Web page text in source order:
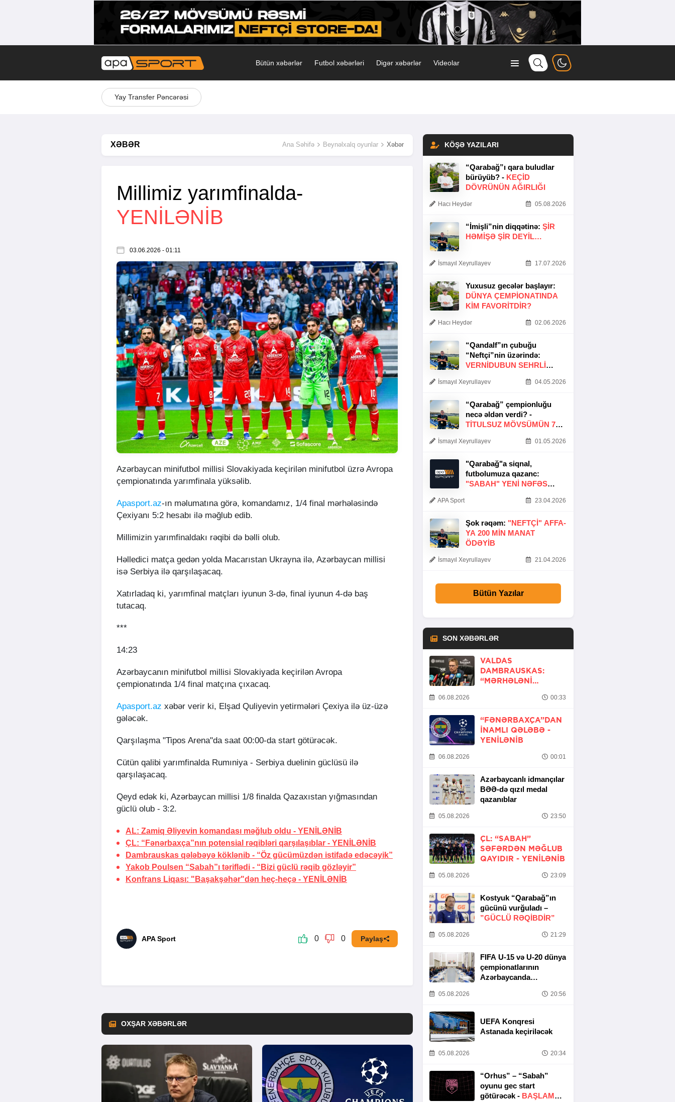
Bütün xəbərlər Futbol xəbərləri Digər xəbərlər Videolar
Yay Transfer Pəncərəsi
XƏBƏR Ana Səhifə Beynəlxalq oyunlar Xəbər
Millimiz yarımfinalda-
YENİLƏNİB
03.06.2026 - 01:11
Azərbaycan minifutbol millisi Slovakiyada keçirilən minifutbol üzrə Avropa
çempionatında yarımfinala yüksəlib.
Apasport.az-ın məlumatına görə, komandamız, 1/4 final mərhələsində
Çexiyanı 5:2 hesabı ilə məğlub edib.
Millimizin yarımfinaldakı rəqibi də bəlli olub.
Həlledici matça gedən yolda Macarıstan Ukrayna ilə, Azərbaycan millisi
isə Serbiya ilə qarşılaşacaq.
Xatırladaq ki, yarımfinal matçları iyunun 3-də, final iyunun 4-də baş
tutacaq.
***
14:23
Azərbaycanın minifutbol millisi Slovakiyada keçirilən Avropa
çempionatında 1/4 final matçına çıxacaq.
Apasport.az xəbər verir ki, Elşad Quliyevin yetirmələri Çexiya ilə üz-üzə
gələcək.
Qarşılaşma "Tipos Arena"da saat 00:00-da start götürəcək.
Cütün qalibi yarımfinalda Rumıniya - Serbiya duelinin güclüsü ilə
qarşılaşacaq.
Qeyd edək ki, Azərbaycan millisi 1/8 finalda Qazaxıstan yığmasından
güclü olub - 3:2.
AL: Zamiq Əliyevin komandası məğlub oldu - YENİLƏNİB
ÇL: “Fənərbaxça”nın potensial rəqibləri qarşılaşıblar - YENİLƏNİB
Dambrauskas qələbəyə köklənib - “Öz gücümüzdən istifadə edəcəyik”
Yakob Poulsen “Sabah”ı təriflədi - “Bizi güclü rəqib gözləyir”
Konfrans Liqası: "Başakşəhər"dən heç-heçə - YENİLƏNİB
APA Sport 0 0 Paylaş
OXŞAR XƏBƏRLƏR
KÖŞƏ YAZILARI
“Qarabağ”ı qara buludlar
bürüyüb? - KEÇID
DÖVRÜNÜN AĞIRLIĞI
Hacı Heydər 05.08.2026
“İmişli”nin diqqətinə: ŞIR
HƏMIŞƏ ŞIR DEYIL…
İsmayıl Xeyrullayev 17.07.2026
Yuxusuz gecələr başlayır:
DÜNYA ÇEMPIONATINDA
KIM FAVORITDIR?
Hacı Heydər 02.06.2026
“Qandalf”ın çubuğu
“Neftçi”nin üzərində:
VERNİDUBUN SEHRLİ
İsmayıl Xeyrullayev 04.05.2026
“Qarabağ” çempionluğu
necə əldən verdi? -
TITULSUZ MÖVSÜMÜN 7
İsmayıl Xeyrullayev 01.05.2026
"Qarabağ"a siqnal,
futbolumuza qazanc:
"SABAH" YENI NƏFƏS
APA Sport 23.04.2026
Şok rəqəm: "NEFTÇI" AFFA-
YA 200 MIN MANAT
ÖDƏYIB
İsmayıl Xeyrullayev 21.04.2026
Bütün Yazılar
SON XƏBƏRLƏR
VALDAS
DAMBRAUSKAS:
“MƏRHƏLƏNI
06.08.2026 00:33
“FƏNƏRBAXÇA”DAN
INAMLI QƏLƏBƏ -
YENİLƏNİB
06.08.2026 00:01
Azərbaycanlı idmançılar
BƏƏ-də qızıl medal
qazanıblar
05.08.2026 23:50
ÇL: “SABAH”
SƏFƏRDƏN MƏĞLUB
QAYIDIR - YENİLƏNİB
05.08.2026 23:09
Kostyuk “Qarabağ”ın
gücünü vurğuladı –
”GÜCLÜ RƏQİBDİR”
05.08.2026 21:29
FIFA U-15 və U-20 dünya
çempionatlarının
Azərbaycanda
Təşkilat Komitəsinin
05.08.2026 20:56
UEFA Konqresi
Astanada keçiriləcək
05.08.2026 20:34
“Orhus” – “Sabah”
oyunu gec start
götürəcək - BAŞLAMA